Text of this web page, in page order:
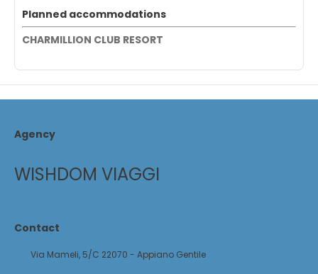
Planned accommodations
CHARMILLION CLUB RESORT
Agency
WISHDOM VIAGGI
Contact
Via Mameli, 5/C 22070 - Appiano Gentile